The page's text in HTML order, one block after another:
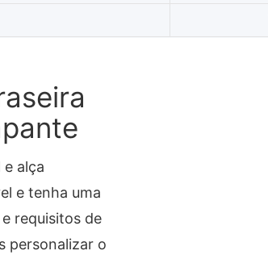
alça
e tenha uma
requisitos de
personalizar o